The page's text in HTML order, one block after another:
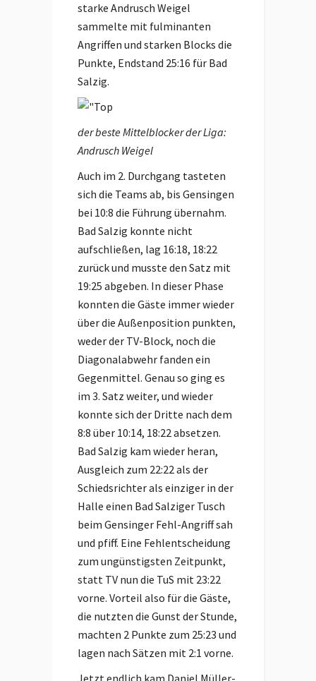
starke Andrusch Weigel
sammelte mit fulminanten
Angriffen und starken Blocks die
Punkte, Endstand 25:16 für Bad
Salzig.
der beste Mittelblocker der Liga:
Andrusch Weigel
Auch im 2. Durchgang tasteten
sich die Teams ab, bis Gensingen
bei 10:8 die Führung übernahm.
Bad Salzig konnte nicht
aufschließen, lag 16:18, 18:22
zurück und musste den Satz mit
19:25 abgeben. In dieser Phase
konnten die Gäste immer wieder
über die Außenposition punkten,
weder der TV-Block, noch die
Diagonalabwehr fanden ein
Gegenmittel. Genau so ging es
im 3. Satz weiter, und wieder
konnte sich der Dritte nach dem
8:8 über 10:14, 18:22 absetzen.
Bad Salzig kam wieder heran,
Ausgleich zum 22:22 als der
Schiedsrichter als einziger in der
Halle einen Bad Salziger Tusch
beim Gensinger Fehl-Angriff sah
und pfiff. Eine Fehlentscheidung
zum ungünstigsten Zeitpunkt,
statt TV nun die TuS mit 23:22
vorne. Vorteil also für die Gäste,
die nutzten die Gunst der Stunde,
machten 2 Punkte zum 25:23 und
lagen nach Sätzen mit 2:1 vorne.
Jetzt endlich kam Daniel Müller-